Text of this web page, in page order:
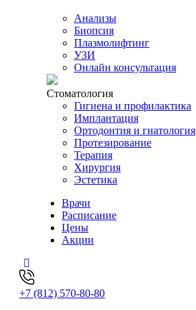
Анализы
Биопсия
Плазмолифтинг
УЗИ
Онлайн консультация
Стоматология
Гигиена и профилактика
Имплантация
Ортодонтия и гнатология
Протезирование
Терапия
Хирургия
Эстетика
Врачи
Расписание
Цены
Акции
+7 (812) 570-80-80